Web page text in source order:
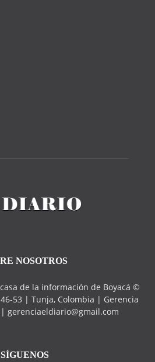
NOSOTROS
casa de la información de Boyacá ©
53 | Tunja, Colombia | Gerencia
| gerenciaeldiario@gmail.com
SÍGUENOS